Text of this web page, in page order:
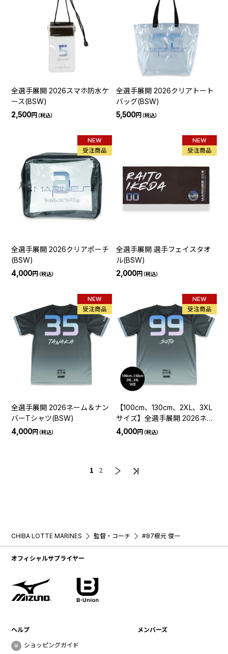
全選手展開 2026スマホ防水ケ
ース(BSW)
2,500円（税込）
全選手展開 2026クリアトート
バッグ(BSW)
5,500円（税込）
NEW
受注商品
全選手展開 2026クリアポーチ
(BSW)
4,000円（税込）
NEW
受注商品
全選手展開 選手フェイスタオ
ル(BSW)
2,000円（税込）
NEW
受注商品
全選手展開 2026ネーム＆ナン
バーTシャツ(BSW)
4,000円（税込）
NEW
受注商品
【100cm、130cm、2XL、3XL
サイズ】全選手展開 2026ネー
ム＆ナンバーTシャツ(BSW)
4,000円（税込）
1 2
CHIBA LOTTE MARINES 監督・コーチ #87根元 俊一
オフィシャルサプライヤー
ヘルプ
ショッピングガイド
メンバーズ